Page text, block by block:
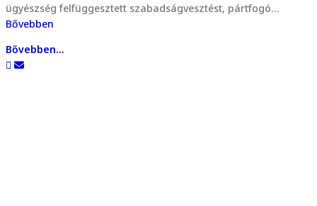
ügyészség felfüggesztett szabadságvesztést, pártfogó…
Bővebben
Bővebben...